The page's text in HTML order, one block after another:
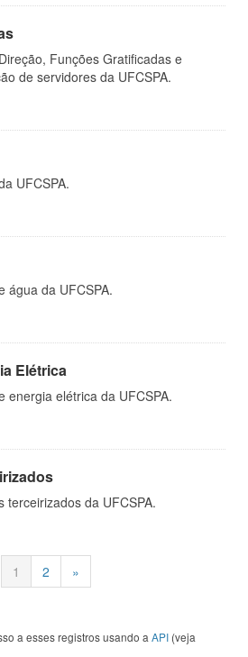
Funções Gratificadas e
de servidores da UFCSPA.
UFCSPA.
água da UFCSPA.
Elétrica
energia elétrica da UFCSPA.
terceirizados da UFCSPA.
1 2 »
a esses registros usando a API (veja